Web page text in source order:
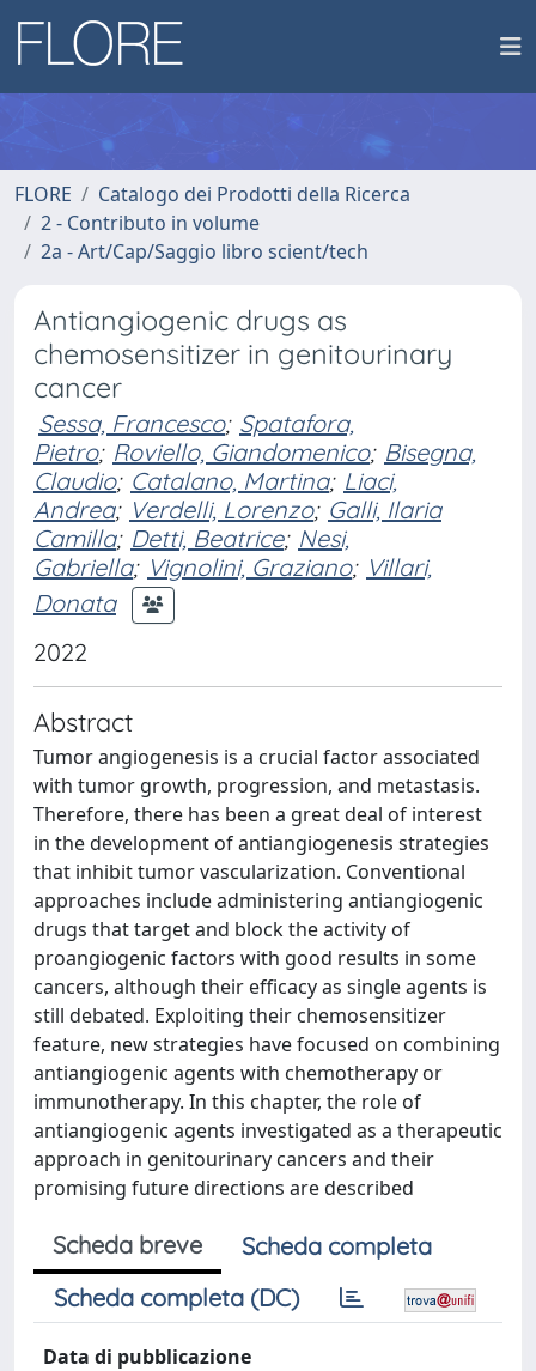
FLORE
Catalogo dei Prodotti della Ricerca
2 - Contributo in volume
2a - Art/Cap/Saggio libro scient/tech
Antiangiogenic drugs as
chemosensitizer in genitourinary
cancer
Sessa, Francesco; Spatafora,
Pietro; Roviello, Giandomenico; Bisegna,
Claudio; Catalano, Martina; Liaci,
Andrea; Verdelli, Lorenzo; Galli, Ilaria
Camilla; Detti, Beatrice; Nesi,
Gabriella; Vignolini, Graziano; Villari,
Donata
2022
Abstract
Tumor angiogenesis is a crucial factor associated
with tumor growth, progression, and metastasis.
Therefore, there has been a great deal of interest
in the development of antiangiogenesis strategies
that inhibit tumor vascularization. Conventional
approaches include administering antiangiogenic
drugs that target and block the activity of
proangiogenic factors with good results in some
cancers, although their efficacy as single agents is
still debated. Exploiting their chemosensitizer
feature, new strategies have focused on combining
antiangiogenic agents with chemotherapy or
immunotherapy. In this chapter, the role of
antiangiogenic agents investigated as a therapeutic
approach in genitourinary cancers and their
promising future directions are described
Scheda breve
Scheda completa
Scheda completa (DC)
Data di pubblicazione